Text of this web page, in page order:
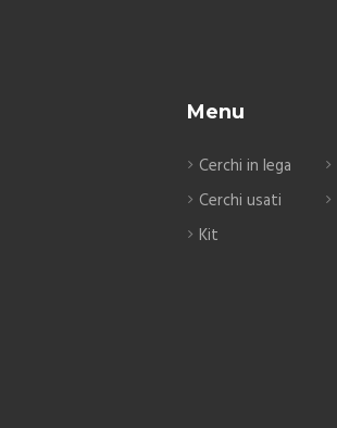
Menu
Cerchi in lega
Cerchi usati
Kit